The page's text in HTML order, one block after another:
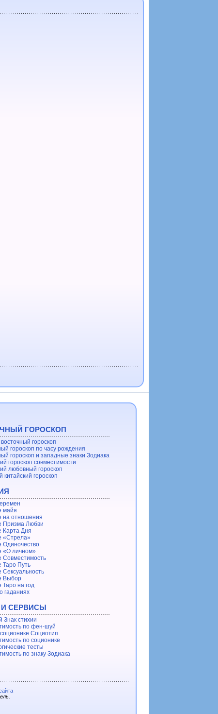
ГОРОСКОП
гороскоп
гороскоп по часу рождения
гороскоп и западные знаки Зодиака
гороскоп совместимости
любовный гороскоп
китайский гороскоп
майя
на отношения
Призма Любви
Карта Дня
«Стрела»
Одиночество
«О личном»
Совместимость
Таро Путь
Сексуальность
Выбор
Таро на год
гаданиях
СЕРВИСЫ
Знак стихии
по фен-шуй
Социотип
по соционике
тесты
по знаку Зодиака